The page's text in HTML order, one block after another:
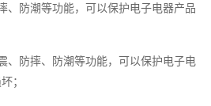
、防潮等功能，可以保护电子电器产品
、防摔、防潮等功能，可以保护电子电
；